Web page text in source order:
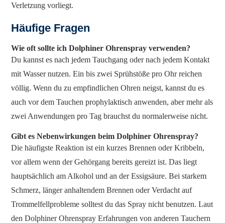
Verletzung vorliegt.
Häufige Fragen
Wie oft sollte ich Dolphiner Ohrenspray verwenden?
Du kannst es nach jedem Tauchgang oder nach jedem Kontakt
mit Wasser nutzen. Ein bis zwei Sprühstöße pro Ohr reichen
völlig. Wenn du zu empfindlichen Ohren neigst, kannst du es
auch vor dem Tauchen prophylaktisch anwenden, aber mehr als
zwei Anwendungen pro Tag brauchst du normalerweise nicht.
Gibt es Nebenwirkungen beim Dolphiner Ohrenspray?
Die häufigste Reaktion ist ein kurzes Brennen oder Kribbeln,
vor allem wenn der Gehörgang bereits gereizt ist. Das liegt
hauptsächlich am Alkohol und an der Essigsäure. Bei starkem
Schmerz, länger anhaltendem Brennen oder Verdacht auf
Trommelfellprobleme solltest du das Spray nicht benutzen. Laut
den Dolphiner Ohrenspray Erfahrungen von anderen Tauchern